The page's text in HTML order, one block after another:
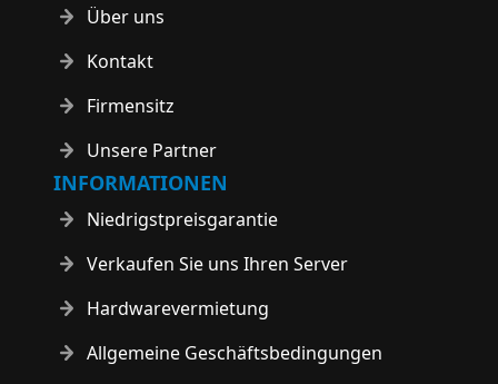
Über uns
Kontakt
Firmensitz
Unsere Partner
INFORMATIONEN
Niedrigstpreisgarantie
Verkaufen Sie uns Ihren Server
Hardwarevermietung
Allgemeine Geschäftsbedingungen